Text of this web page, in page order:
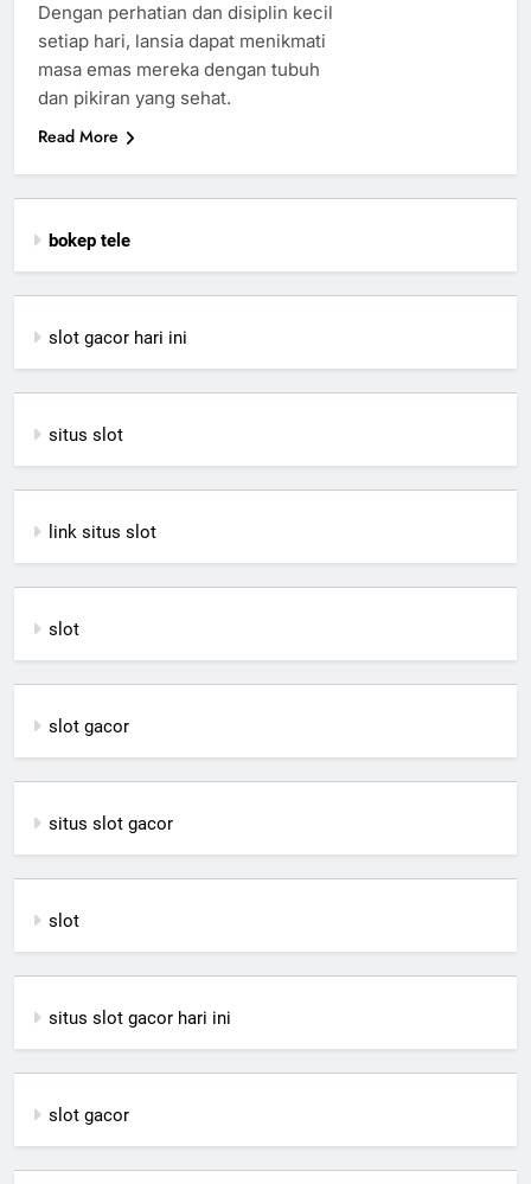
Dengan perhatian dan disiplin kecil
setiap hari, lansia dapat menikmati
masa emas mereka dengan tubuh
dan pikiran yang sehat.
Read More
bokep tele
slot gacor hari ini
situs slot
link situs slot
slot
slot gacor
situs slot gacor
slot
situs slot gacor hari ini
slot gacor